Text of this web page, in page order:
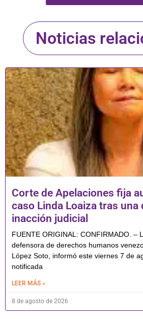
Noticias
Corte de Apelaciones fija
caso Linda Loaiza tras una
inacción judicial
FUENTE ORIGINAL: CONFIRMADO. –
defensora de derechos humanos
López Soto, informó este viernes 7 de
notificada
LEER MÁS »
8 de agosto de 2026